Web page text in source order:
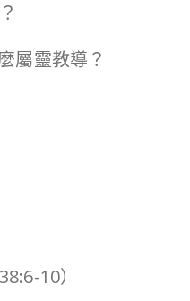
屬靈教導？
10）